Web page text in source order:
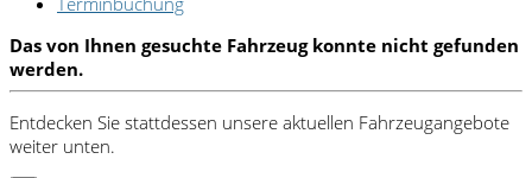
Das von Ihnen gesuchte Fahrzeug konnte nicht gefunden
werden.
Entdecken Sie stattdessen unsere aktuellen Fahrzeugangebote
weiter unten.